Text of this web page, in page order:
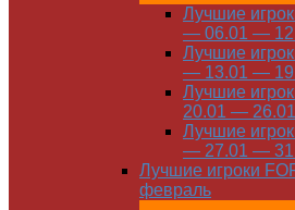
Лучшие
— 06.01 —
Лучшие
— 13.01 —
Лучшие
20.01 — 26.01
Лучшие
— 27.01 —
Лучшие игроки
февраль